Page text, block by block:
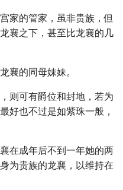
家的管家，虽非贵族，但
襄之下，甚至比龙襄的几
襄的同母妹妹。
则可有爵位和封地，若为
好也不过是如紫珠一般，
在成年后不到一年她的两
为贵族的龙襄，以维持在